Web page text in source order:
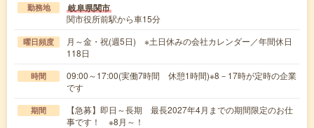
勤務地 岐阜県関市
関市役所前駅から車15分
曜日頻度
月～金・祝(週5日) ※土日休みの会社カレンダー／年間休日
118日
時間
09:00～17:00(実働7時間 休憩1時間)※8－17時が定時の企業
です
期間
【急募】即日～長期 最長2027年4月までの期間限定のお仕
事です！ ※8月～！